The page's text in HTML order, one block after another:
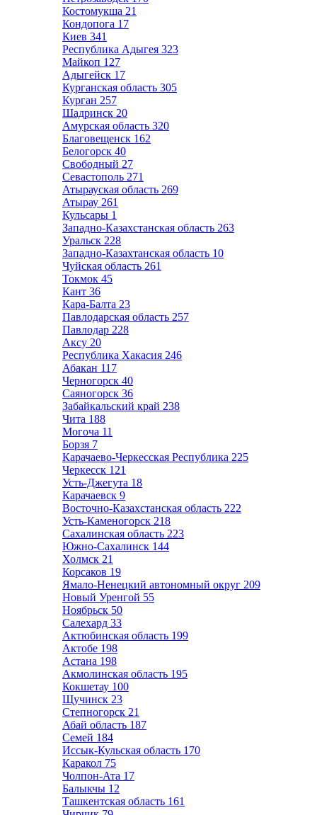
Костомукша 21
Кондопога 17
Киев 341
Республика Адыгея 323
Майкоп 127
Адыгейск 17
Курганская область 305
Курган 257
Шадринск 20
Амурская область 320
Благовещенск 162
Белогорск 40
Свободный 27
Севастополь 271
Атырауская область 269
Атырау 261
Кульсары 1
Западно-Казахстанская область 263
Уральск 228
Западно-Казахтанская область 10
Чуйская область 261
Токмок 45
Кант 36
Кара-Балта 23
Павлодарская область 257
Павлодар 228
Аксу 20
Республика Хакасия 246
Абакан 117
Черногорск 40
Саяногорск 36
Забайкальский край 238
Чита 188
Могоча 11
Борзя 7
Карачаево-Черкесская Республика 225
Черкесск 121
Усть-Джегута 18
Карачаевск 9
Восточно-Казахстанская область 222
Усть-Каменогорск 218
Сахалинская область 223
Южно-Сахалинск 144
Холмск 21
Корсаков 19
Ямало-Ненецкий автономный округ 209
Новый Уренгой 55
Ноябрьск 50
Салехард 33
Актюбинская область 199
Актобе 198
Астана 198
Акмолинская область 195
Кокшетау 100
Щучинск 23
Степногорск 21
Абай область 187
Семей 184
Иссык-Кульская область 170
Каракол 75
Чолпон-Ата 17
Балыкчы 12
Ташкентская область 161